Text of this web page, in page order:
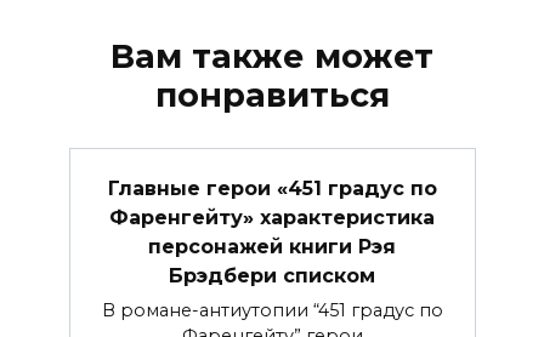
Вам также может
понравиться
Главные герои «451 градус по
Фаренгейту» характеристика
персонажей книги Рэя
Брэдбери списком
В романе-антиутопии “451 градус по